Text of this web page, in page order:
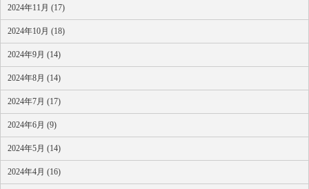
2024年11月 (17)
2024年10月 (18)
2024年9月 (14)
2024年8月 (14)
2024年7月 (17)
2024年6月 (9)
2024年5月 (14)
2024年4月 (16)